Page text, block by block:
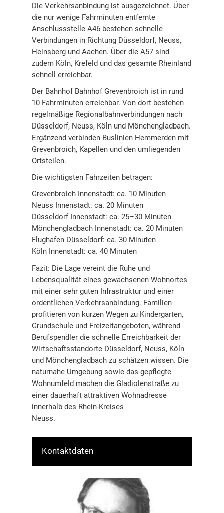
Die Verkehrsanbindung ist ausgezeichnet. Über
die nur wenige Fahrminuten entfernte
Anschlussstelle A46 bestehen schnelle
Verbindungen in Richtung Düsseldorf, Neuss,
Heinsberg und Aachen. Über die A57 sind
zudem Köln, Krefeld und das gesamte Rheinland
schnell erreichbar.
Der Bahnhof Bahnhof Grevenbroich ist in rund
10 Fahrminuten erreichbar. Von dort bestehen
regelmäßige Regionalbahnverbindungen nach
Düsseldorf, Neuss, Köln und Mönchengladbach.
Ergänzend verbinden Buslinien Hemmerden mit
Grevenbroich, Kapellen und den umliegenden
Ortsteilen.
Die wichtigsten Fahrzeiten betragen:
Grevenbroich Innenstadt: ca. 10 Minuten
Neuss Innenstadt: ca. 20 Minuten
Düsseldorf Innenstadt: ca. 25–30 Minuten
Mönchengladbach Innenstadt: ca. 20 Minuten
Flughafen Düsseldorf: ca. 30 Minuten
Köln Innenstadt: ca. 40 Minuten
Fazit: Die Lage vereint die Ruhe und
Lebensqualität eines gewachsenen Wohnortes
mit einer sehr guten Infrastruktur und einer
ordentlichen Verkehrsanbindung. Familien
profitieren von kurzen Wegen zu Kindergarten,
Grundschule und Freizeitangeboten, während
Berufspendler die schnelle Erreichbarkeit der
Wirtschaftsstandorte Düsseldorf, Neuss, Köln
und Mönchengladbach zu schätzen wissen. Die
naturnahe Umgebung sowie das gepflegte
Wohnumfeld machen die Gladiolenstraße zu
einer dauerhaft attraktiven Wohnadresse
innerhalb des Rhein-Kreises
Neuss.
Kontaktdaten